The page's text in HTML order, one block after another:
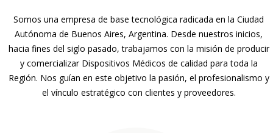
Somos una empresa de base tecnológica radicada en la Ciudad
Autónoma de Buenos Aires, Argentina. Desde nuestros inicios,
hacia fines del siglo pasado, trabajamos con la misión de producir
y comercializar Dispositivos Médicos de calidad para toda la
Región. Nos guían en este objetivo la pasión, el profesionalismo y
el vínculo estratégico con clientes y proveedores.